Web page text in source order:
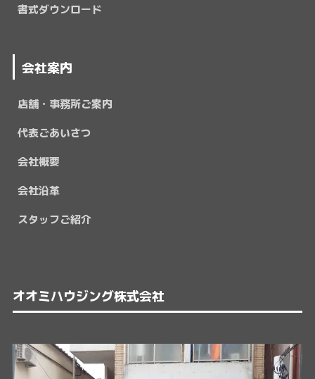
書式ダウンロード
会社案内
店舗・事務所ご案内
代表ごあいさつ
会社概要
会社沿革
スタッフご紹介
オオミハウジング株式会社